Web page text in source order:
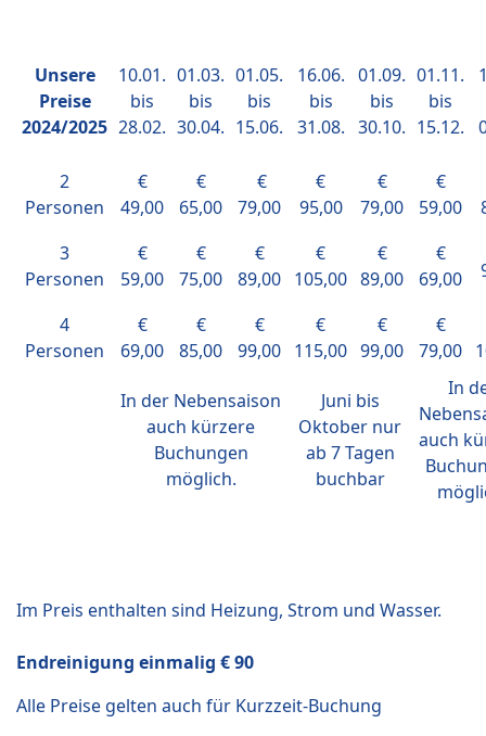
Unsere
Preise
2024/2025
10.01.
bis
28.02.
01.03.
bis
30.04.
01.05.
bis
15.06.
16.06.
bis
31.08.
01.09.
bis
30.10.
01.11.
bis
15.12.
2
Personen
€
49,00
€
65,00
€
79,00
€
95,00
€
79,00
€
59,00
3
Personen
€
59,00
€
75,00
€
89,00
€
105,00
€
89,00
€
69,00
4
Personen
€
69,00
€
85,00
€
99,00
€
115,00
€
99,00
€
79,00
In der Nebensaison
auch kürzere
Buchungen
möglich.
Juni bis
Oktober nur
ab 7 Tagen
buchbar
In
auch
Im Preis enthalten sind Heizung, Strom und Wasser.
Endreinigung einmalig € 90
Alle Preise gelten auch für Kurzzeit-Buchung